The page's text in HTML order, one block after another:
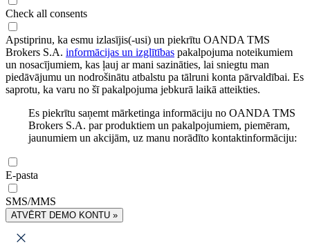
Check all consents
Apstiprinu, ka esmu izlasījis(-usi) un piekrītu OANDA TMS
Brokers S.A. informācijas un izglītības pakalpojuma noteikumiem
un nosacījumiem, kas ļauj ar mani sazināties, lai sniegtu man
piedāvājumu un nodrošinātu atbalstu pa tālruni konta pārvaldībai. Es
saprotu, ka varu no šī pakalpojuma jebkurā laikā atteikties.
Es piekrītu saņemt mārketinga informāciju no OANDA TMS
Brokers S.A. par produktiem un pakalpojumiem, piemēram,
jaunumiem un akcijām, uz manu norādīto kontaktinformāciju:
E-pasta
SMS/MMS
ATVĒRT DEMO KONTU »